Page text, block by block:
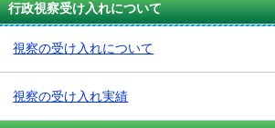
行政視察受け入れについて
視察の受け入れについて
視察の受け入れ実績